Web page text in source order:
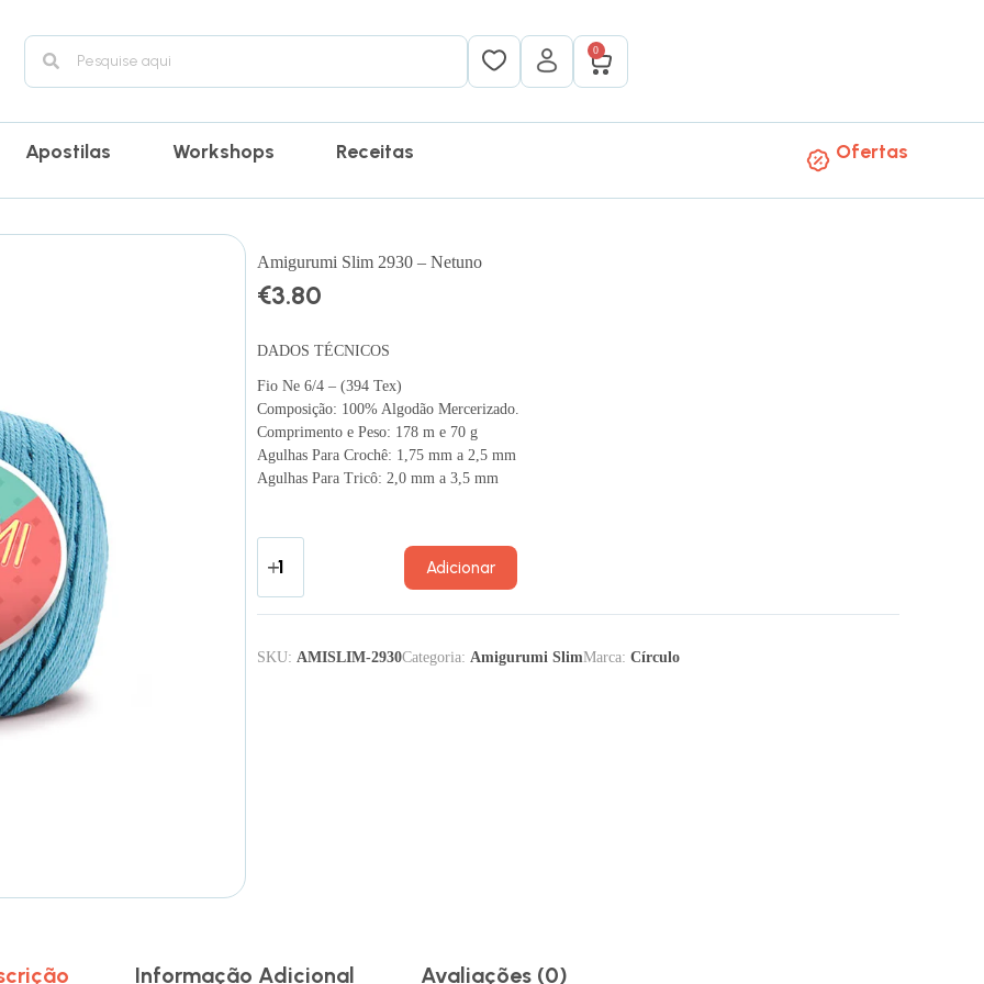
0
Apostilas Workshops Receitas Ofertas
Amigurumi Slim 2930 – Netuno
€3.80
DADOS TÉCNICOS
Fio Ne 6/4 – (394 Tex)
Composição: 100% Algodão Mercerizado.
Comprimento e Peso: 178 m e 70 g
Agulhas Para Crochê: 1,75 mm a 2,5 mm
Agulhas Para Tricô: 2,0 mm a 3,5 mm
Adicionar
SKU: AMISLIM-2930Categoria: Amigurumi SlimMarca: Círculo
Informação Adicional Avaliações (0)